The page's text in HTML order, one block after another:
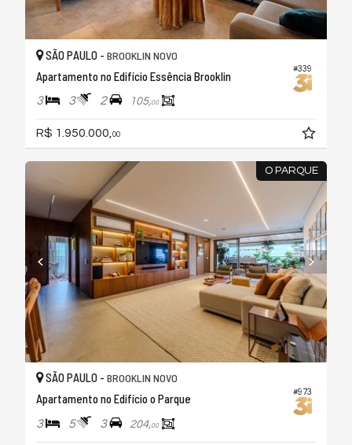
#339
SÃO PAULO - BROOKLIN NOVO
Apartamento no Edifício Essência Brooklin
3 3 2 105,00
R$ 1.950.000, 00
O PARQUE
#973
SÃO PAULO - BROOKLIN NOVO
Apartamento no Edifício o Parque
3 5 3 204,00